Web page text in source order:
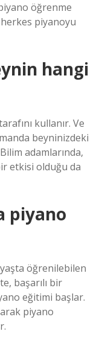
öğrenme
piyanoyu
hangi
kullanır. Ve
beyninizdeki
adamlarında,
etkisi olduğu da
piyano
öğrenilebilen
başarılı bir
eğitimi başlar.
piyano